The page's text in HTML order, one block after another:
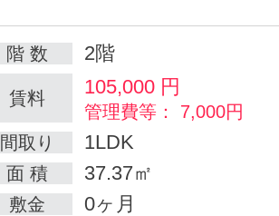
階 数 2階
賃料 105,000 円
管理費等： 7,000円
間取り
1LDK
面 積 37.37㎡
敷金 0ヶ月